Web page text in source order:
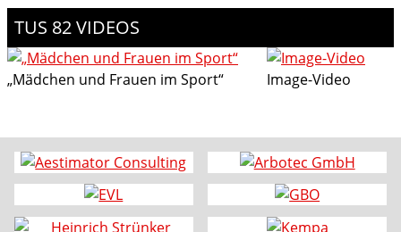
TUS 82 VIDEOS
„Mädchen und Frauen im Sport“ Image-Video